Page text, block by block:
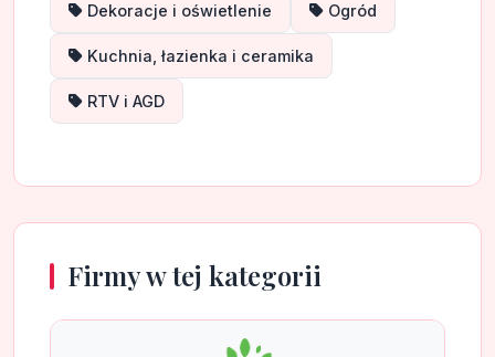
Dekoracje i oświetlenie Ogród
Kuchnia, łazienka i ceramika
RTV i AGD
Firmy w tej kategorii